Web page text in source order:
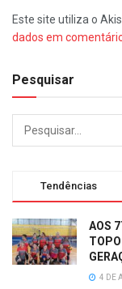
Este site utiliza o
dados em
Pesquisar
Tendências
AOS
4 DE